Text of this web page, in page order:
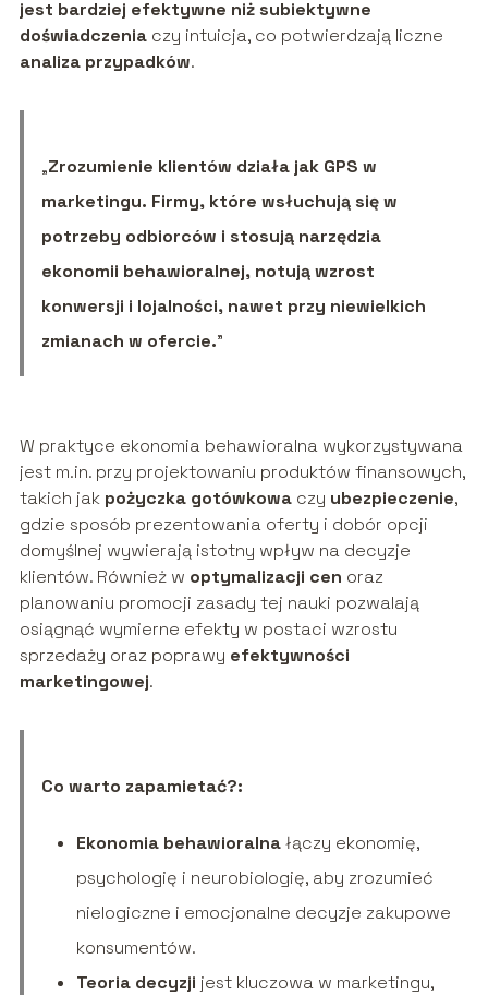
jest bardziej efektywne niż subiektywne
doświadczeniaczy intuicja, co potwierdzają liczne
analiza przypadków.
„Zrozumienie klientów działa jak GPS w
marketingu. Firmy, które wsłuchują się w
potrzeby odbiorców i stosują narzędzia
ekonomii behawioralnej, notują wzrost
konwersji i lojalności, nawet przy niewielkich
zmianach w ofercie.”
W praktyce ekonomia behawioralna wykorzystywana
jest m.in. przy projektowaniu produktów finansowych,
takich jak pożyczka gotówkowaczy ubezpieczenie,
gdzie sposób prezentowania oferty i dobór opcji
domyślnej wywierają istotny wpływ na decyzje
klientów. Również w optymalizacji cen oraz
planowaniu promocji zasady tej nauki pozwalają
osiągnąć wymierne efekty w postaci wzrostu
sprzedaży oraz poprawy efektywności
marketingowej.
Co warto zapamietać?:
Ekonomia behawioralnałączy ekonomię,
psychologię i neurobiologię, aby zrozumieć
nielogiczne i emocjonalne decyzje zakupowe
konsumentów.
Teoria decyzji jest kluczowa w marketingu,